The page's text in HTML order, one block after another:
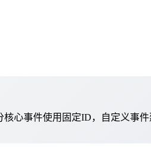
心事件使用固定ID，自定义事件